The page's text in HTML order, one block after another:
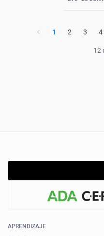
1 2 3 4
12
APRENDIZAJE